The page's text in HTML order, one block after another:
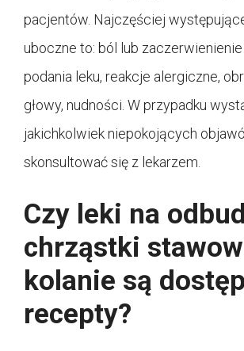
pacjentów. Najczęściej
uboczne to: ból lub
podania leku, reakcje alergiczne,
głowy, nudności. W przypadku
jakichkolwiek niepokojących
skonsultować się z lekarzem.
Czy leki na
chrząstki
kolanie są
recepty?